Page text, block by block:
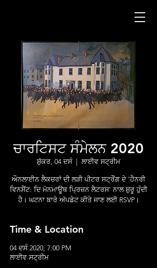
ਚਾਰਟਿਸਟ ਸੰਮੇਲਨ 2020
ਸ਼ੁੱਕਰ, 04 ਦਸੰ
  |
ਲਾਈਵ ਸਟ੍ਰੀਮ
ਔਨਲਾਈਨ ਲੈਕਚਰਾਂ ਦੀ ਲੜੀ ਪੀਟਰ ਸਟ੍ਰੌਂਗ ਦੇ 'ਹੈਨਰੀ
ਵਿਨਸੈਂਟ: ਦਿ ਮੋਨਮਾਊਥ ਪ੍ਰਿਜ਼ਨ ਲੈਟਰਸ' ਨਾਲ ਸ਼ੁਰੂ ਹੁੰਦੀ
ਹੈ। ਘਟਨਾ ਬਾਰੇ ਅੱਪਡੇਟ ਕੀਤੇ ਜਾਣ ਲਈ RSVP।
Time & Location
04 ਦਸੰ 2020, 7:00 PM
ਲਾਈਵ ਸਟ੍ਰੀਮ